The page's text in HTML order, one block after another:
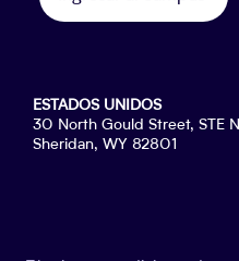
ESTADOS UNIDOS
30 North Gould Street, STE N
Sheridan, WY 82801